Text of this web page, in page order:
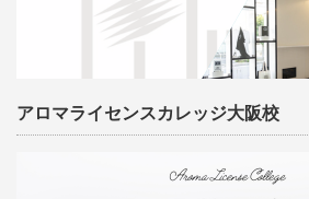
アロマライセンスカレッジ大阪校